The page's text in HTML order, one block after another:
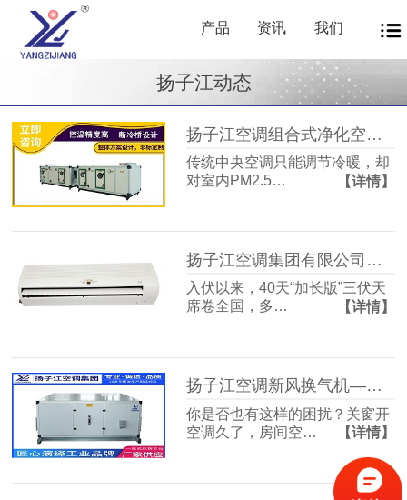
产品 资讯 我们
扬子江动态
扬子江空调组合式净化空调箱风机盘管中央新风系统——让每一次呼吸都成为健康投资
传统中央空调只能调节冷暖，却
对室内PM2.5…
【详情】
扬子江空调集团有限公司商用暖通源头厂家，40年匠心护航从容度伏
入伏以来，40天“加长版”三伏天
席卷全国，多…
【详情】
扬子江空调新风换气机——告别室内空气闷浊，畅享洁净富氧新生活
你是否也有这样的困扰？关窗开
空调久了，房间空…
【详情】